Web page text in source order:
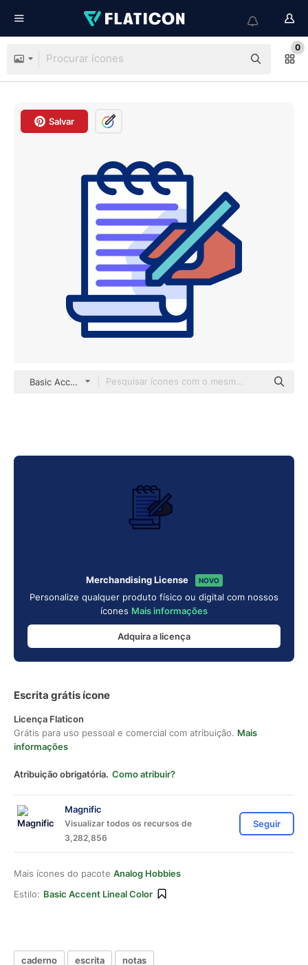
0
Salvar
Basic Accent Lineal Color
Merchandising License NOVO
Personalize qualquer produto físico ou digital com nossos
ícones Mais informações
Adquira a licença
Escrita grátis ícone
Licença Flaticon
Grátis para uso pessoal e comercial com atribuição. Mais
informações
Atribuição obrigatória. Como atribuir?
Magnific
Visualizar todos os recursos de
3,282,856
Seguir
Mais ícones do pacote Analog Hobbies
Estilo: Basic Accent Lineal Color
caderno escrita notas